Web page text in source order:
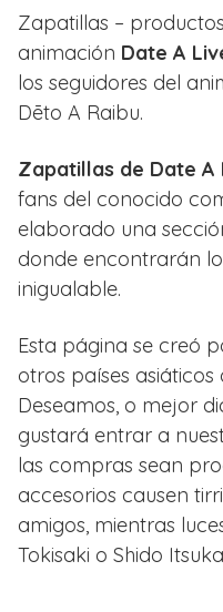
Zapatillas –
animación Date A
los seguidores del
Dēto A Raibu.
Zapatillas de Date A
fans del conocido
elaborado una
donde encontrarán
inigualable.
Esta página se creó
otros países
Deseamos, o mejor
gustará entrar a
las compras sean
accesorios causen
amigos, mientras
Tokisaki o Shido